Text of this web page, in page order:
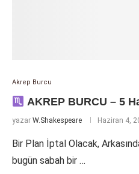
Akrep Burcu
AKREP BURCU – 5
yazar W.Shakespeare Haziran 4,
Bir Plan İptal Olacak,
bugün sabah bir …